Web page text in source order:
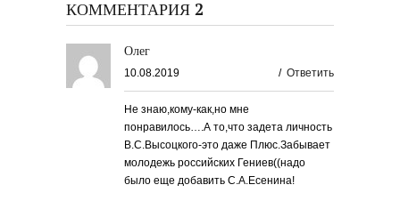
КОММЕНТАРИЯ 2
Олег
10.08.2019 / Ответить
Не знаю,кому-как,но мне
понравилось….А то,что задета личность
В.С.Высоцкого-это даже Плюс.Забывает
молодежь российских Гениев((надо
было еще добавить С.А.Есенина!